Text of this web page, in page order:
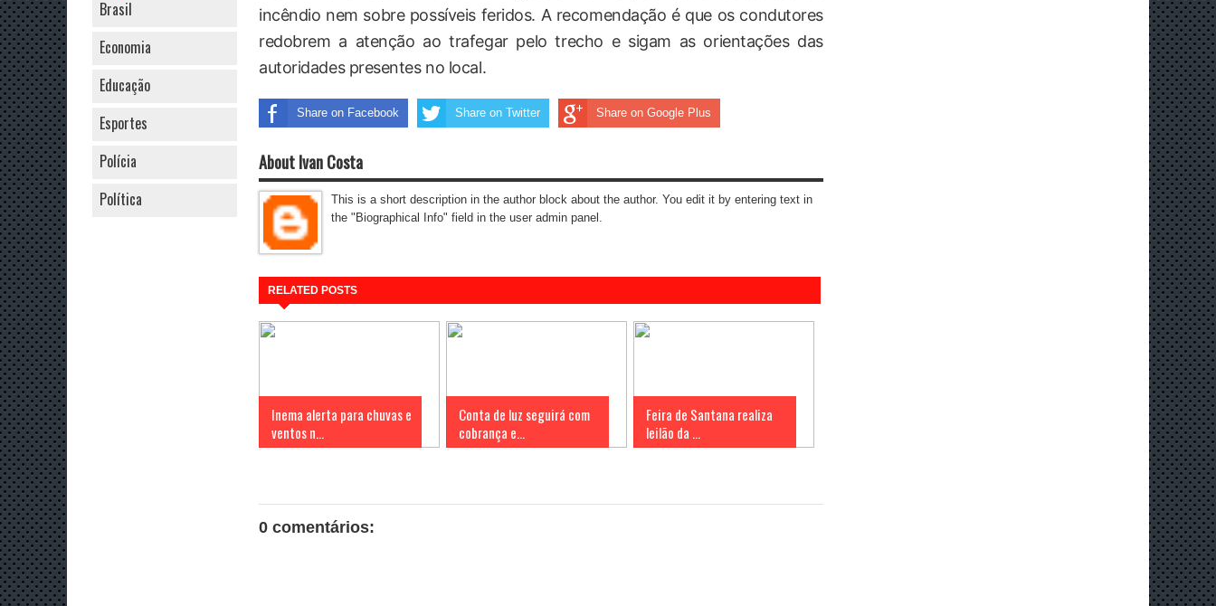
Brasil
Economia
Educação
Esportes
Polícia
Política
incêndio nem sobre possíveis feridos. A recomendação é que os condutores
redobrem a atenção ao trafegar pelo trecho e sigam as orientações das
autoridades presentes no local.
Share on Facebook Share on Twitter Share on Google Plus
About Ivan Costa
This is a short description in the author block about the author. You edit it by entering text in
the "Biographical Info" field in the user admin panel.
RELATED POSTS
Inema alerta para chuvas e
ventos n...
Conta de luz seguirá com
cobrança e...
Feira de Santana realiza
leilão da ...
0 comentários: